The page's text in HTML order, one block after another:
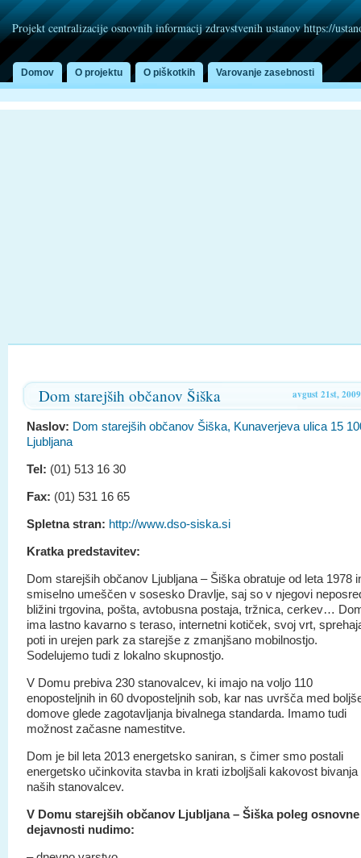
Projekt centralizacije osnovnih informacij zdravstvenih ustanov https://
Domov O projektu O piškotkih Varovanje zasebnosti
avgust 21st, 2009
Dom starejših občanov Šiška
Naslov: Dom starejših občanov Šiška, Kunaverjeva ulica 15
Ljubljana
Tel: (01) 513 16 30
Fax: (01) 531 16 65
Spletna stran: http://www.dso-siska.si
Kratka predstavitev:
Dom starejših občanov Ljubljana – Šiška obratuje od leta 1978
smiselno umeščen v sosesko Dravlje, saj so v njegovi
bližini trgovina, pošta, avtobusna postaja, tržnica, cerkev…
ima lastno kavarno s teraso, internetni kotiček, svoj vrt,
poti in urejen park za starejše z zmanjšano mobilnostjo.
Sodelujemo tudi z lokalno skupnostjo.
V Domu prebiva 230 stanovalcev, ki imajo na voljo 110
enoposteljnih in 60 dvoposteljnih sob, kar nas uvršča med
domove glede zagotavljanja bivalnega standarda. Imamo tudi
možnost začasne namestitve.
Dom je bil leta 2013 energetsko saniran, s čimer smo postali
energetsko učinkovita stavba in krati izboljšali kakovost bivanja
naših stanovalcev.
V Domu starejših občanov Ljubljana – Šiška poleg osnovne
dejavnosti nudimo: